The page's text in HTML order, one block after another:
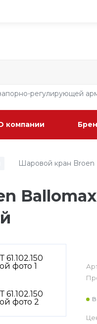
регулирующей
компании
Шаровой кран Broen
Ballomax